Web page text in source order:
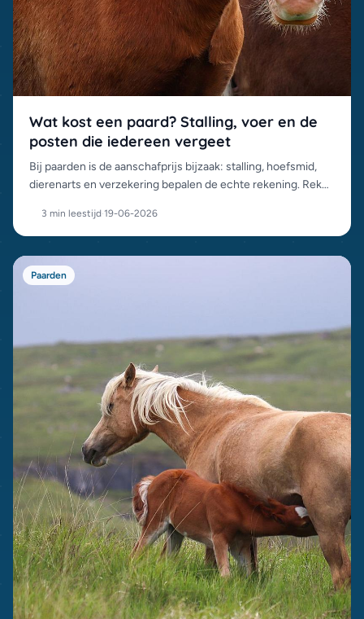
Wat kost een paard? Stalling, voer en de
posten die iedereen vergeet
Bij paarden is de aanschafprijs bijzaak: stalling, hoefsmid,
dierenarts en verzekering bepalen de echte rekening. Reken
3 min leestijd·19-06-2026
Paarden